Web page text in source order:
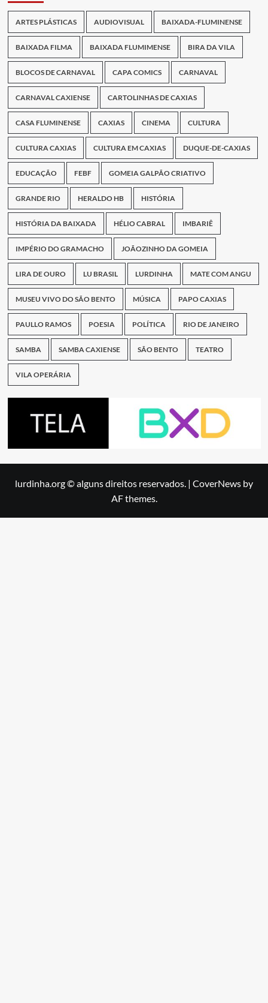
ARTES PLÁSTICAS AUDIOVISUAL BAIXADA-FLUMINENSE
BAIXADA FILMA BAIXADA FLUMIMENSE BIRA DA VILA
BLOCOS DE CARNAVAL CAPA COMICS CARNAVAL
CARNAVAL CAXIENSE CARTOLINHAS DE CAXIAS
CASA FLUMINENSE CAXIAS CINEMA CULTURA
CULTURA CAXIAS CULTURA EM CAXIAS DUQUE-DE-CAXIAS
EDUCAÇÃO FEBF GOMEIA GALPÃO CRIATIVO
GRANDE RIO HERALDO HB HISTÓRIA
HISTÓRIA DA BAIXADA HÉLIO CABRAL IMBARIÊ
IMPÉRIO DO GRAMACHO JOÃOZINHO DA GOMEIA
LIRA DE OURO LU BRASIL LURDINHA MATE COM ANGU
MUSEU VIVO DO SÃO BENTO MÚSICA PAPO CAXIAS
PAULLO RAMOS POESIA POLÍTICA RIO DE JANEIRO
SAMBA SAMBA CAXIENSE SÃO BENTO TEATRO
VILA OPERÁRIA
lurdinha.org © alguns direitos reservados. | CoverNews by
AF themes.